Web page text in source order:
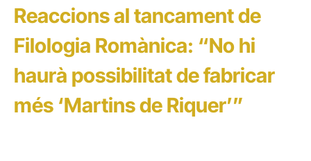
Reaccions al tancament de
Filologia Romànica: “No hi
haurà possibilitat de fabricar
més ‘Martins de Riquer’”